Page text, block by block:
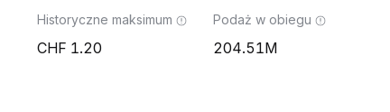
Historyczne maksimum
1.20
Podaż w obiegu
204.51M